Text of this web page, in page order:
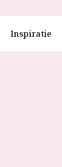
Inspiratie